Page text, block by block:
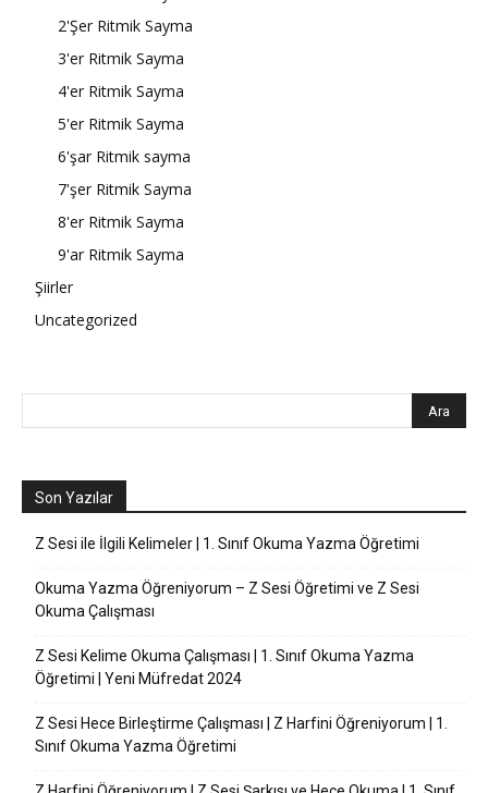
2'Şer Ritmik Sayma
3'er Ritmik Sayma
4'er Ritmik Sayma
5'er Ritmik Sayma
6'şar Ritmik sayma
7'şer Ritmik Sayma
8'er Ritmik Sayma
9'ar Ritmik Sayma
Şiirler
Uncategorized
Son Yazılar
Z Sesi ile İlgili Kelimeler | 1. Sınıf Okuma Yazma Öğretimi
Okuma Yazma Öğreniyorum – Z Sesi Öğretimi ve Z Sesi
Okuma Çalışması
Z Sesi Kelime Okuma Çalışması | 1. Sınıf Okuma Yazma
Öğretimi | Yeni Müfredat 2024
Z Sesi Hece Birleştirme Çalışması | Z Harfini Öğreniyorum | 1.
Sınıf Okuma Yazma Öğretimi